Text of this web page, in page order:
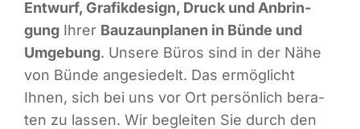
Ent­wurf, Gra­fik­de­sign, Druck und Anbrin­
gungIhrer Bau­zaun­pla­nen in Bün­de und
Umge­bung. Unse­re Büros sind in der Nähe
von Bün­de ange­sie­delt. Das ermög­licht
Ihnen, sich bei uns vor Ort per­sön­lich bera­
ten zu las­sen. Wir beglei­ten Sie durch den